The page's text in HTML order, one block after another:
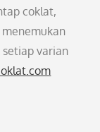
coklat,
varian